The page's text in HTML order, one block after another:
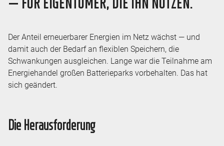
Der Anteil erneuerbarer Energien im Netz wächst — und
damit auch der Bedarf an flexiblen Speichern, die
Schwankungen ausgleichen. Lange war die Teilnahme am
Energiehandel großen Batterieparks vorbehalten. Das hat
sich geändert.
Die Herausforderung